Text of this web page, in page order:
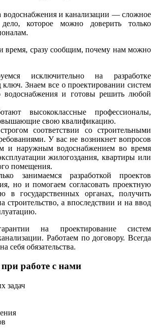
водоснабжения и канализации — сложное
которое можно доверить только
время, сразу сообщим, почему нам можно
исключительно на разработке
ключ. Знаем все о проектировании систем
водоснабжения и готовы решить любой
высококлассные профессионалы,
свою квалификацию.
соответствии со строительными
У вас не возникнет вопросов
и наружным водоснабжением во время
жилогоздания, квартиры или
помещения.
занимаемся разработкой проектов
но и помогаем согласовать проектную
в государственных органах, получить
строительство, а впоследствии и на ввод
на проектирование систем
Работаем по договору. Всегда
себя обязательства.
работе с нами